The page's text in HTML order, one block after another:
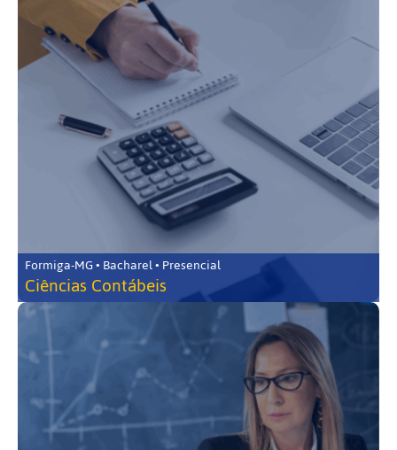
Formiga-MG • Bacharel • Presencial
Ciências Contábeis